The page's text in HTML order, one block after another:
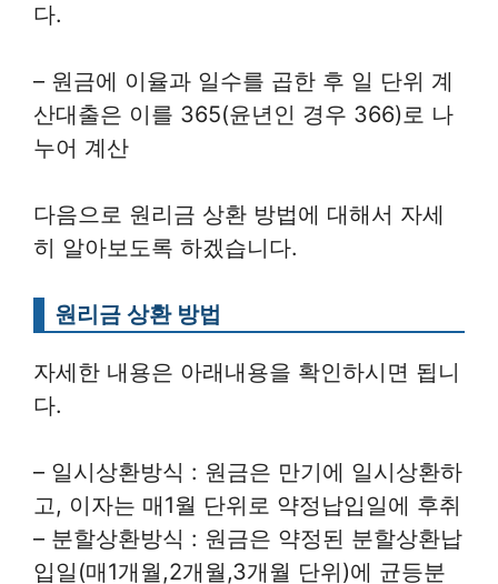
다.
– 원금에 이율과 일수를 곱한 후 일 단위 계
산대출은 이를 365(윤년인 경우 366)로 나
누어 계산
다음으로 원리금 상환 방법에 대해서 자세
히 알아보도록 하겠습니다.
원리금 상환 방법
자세한 내용은 아래내용을 확인하시면 됩니
다.
– 일시상환방식 : 원금은 만기에 일시상환하
고, 이자는 매1월 단위로 약정납입일에 후취
– 분할상환방식 : 원금은 약정된 분할상환납
입일(매1개월,2개월,3개월 단위)에 균등분